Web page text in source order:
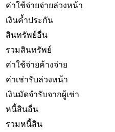
ค่าใช้จ่ายจ่ายล่วงหน้า
เงินค้ำประกัน
สินทรัพย์อื่น
รวมสินทรัพย์
ค่าใช้จ่ายค้างจ่าย
ค่าเช่ารับล่วงหน้า
เงินมัดจำรับจากผู้เช่า
หนี้สินอื่น
รวมหนี้สิน